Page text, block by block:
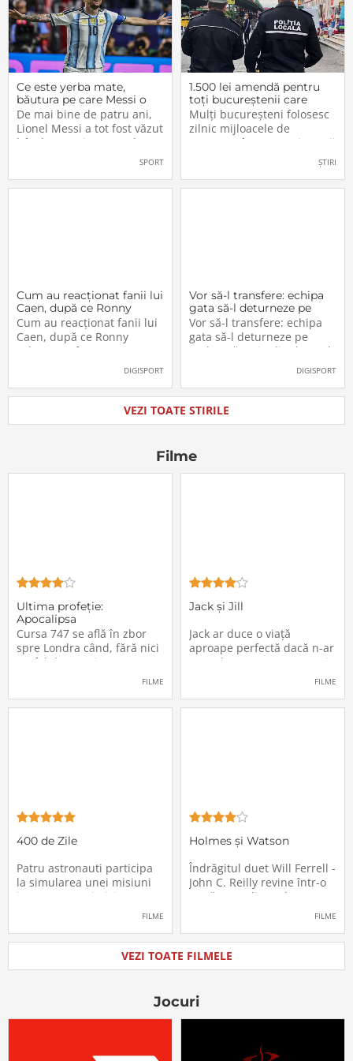
Ce este yerba mate,
băutura pe care Messi o
bea înainte de meciurile
din Campionatul Mondial
2026
De mai bine de patru ani,
Lionel Messi a tot fost văzut
bând un ceai extrem de
popular în Argentina. Este
plantă tradițională sud-
SPORT
1.500 lei amendă pentru
toți bucureștenii care
refuză să facă acest lucru
acum, în 2026.
Mulți bucureșteni folosesc
zilnic mijloacele de
transport în comun, iar unii
dintre ei călătoresc adesea
cu autobuzul sau tramvaiul
fără a plăti un bilet. Iar în
ȘTIRI
Cum au reacționat fanii lui
Caen, după ce Ronny
Labonne a fost prezentat
oficial la FCSB
Cum au reacționat fanii lui
Caen, după ce Ronny
Labonne a fost prezentat
DIGISPORT
Vor să-l transfere: echipa
gata să-l deturneze pe
Radu Drăgușin din drumul
către Juventus!
Vor să-l transfere: echipa
gata să-l deturneze pe
Radu Drăgușin din drumul
DIGISPORT
VEZI TOATE STIRILE
Filme
Ultima profeţie:
Apocalipsa
Cursa 747 se află în zbor
spre Londra când, fără nici
un fel de avertisment,
pasagerii încep să dispară
locurile lor. Teroarea și
FILME
Jack și Jill
Jack ar duce o viață
aproape perfectă dacă n-ar
avea de suportat o excepție
sărbători - sora lui
FILME
400 de Zile
Patru astronauti participa
la simularea unei misiuni
in care sunt trimisi pe o
psihologice pe care le are
calatoria in spatiu. Starea
mentala a astronautilor
FILME
Holmes și Watson
Îndrăgitul duet Will Ferrell -
John C. Reilly revine într-o
nouă comedie: Holmes &
Watson, povestea super-
Holmes și a asistentului
său, dr. Watson, inspirată
de romanul best-seller al
De data
FILME
VEZI TOATE FILMELE
Jocuri